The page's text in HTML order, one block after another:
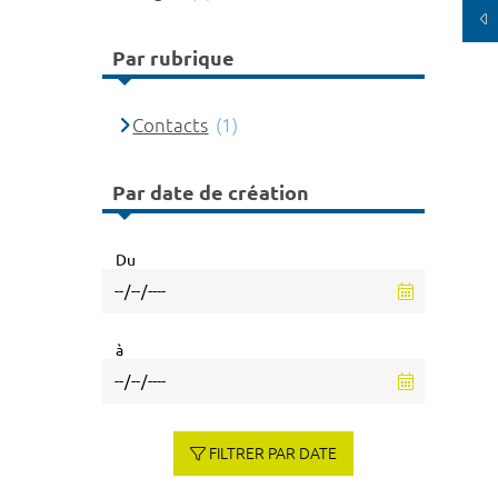
Par rubrique
Contacts (1)
Par date de création
Du
à
FILTRER PAR DATE